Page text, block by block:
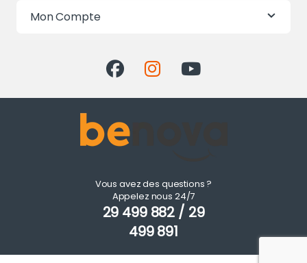
Mon Compte
Vous avez des questions ?
Appelez nous 24/7
29 499 882 / 29
499 891